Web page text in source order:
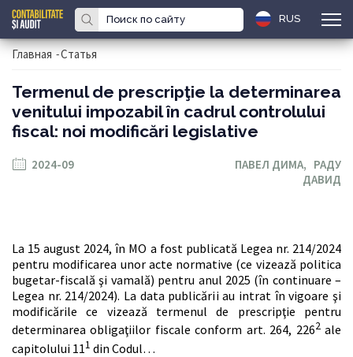
RUS
Главная -Статья
Termenul de prescripţie la determinarea
venitului impozabil în cadrul controlului
fiscal: noi modificări legislative
2024-09 ПАВЕЛ ДИМА, РАДУ
ДАВИД
La 15 august 2024, în MO a fost publicată Legea nr. 214/2024
pentru modificarea unor acte normative (ce vizează politica
bugetar-fiscală şi vamală) pentru anul 2025 (în continuare –
Legea nr. 214/2024). La data publicării au intrat în vigoare şi
modificările ce vizează termenul de prescripţie pentru
determinarea obligaţiilor fiscale conform art. 264, 2262ale
capitolului 111 din Codul…